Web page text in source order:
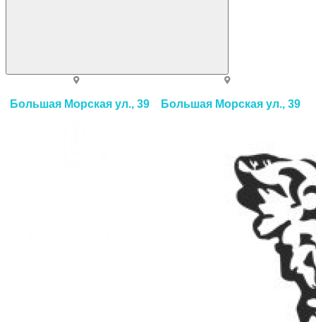
Большая Морская ул., 39 Большая Морская ул., 39